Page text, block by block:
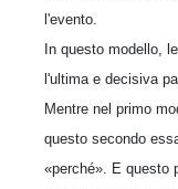
l'evento.
In questo modello,
l'ultima e decisiva
Mentre nel primo
questo secondo
«perché». E questo